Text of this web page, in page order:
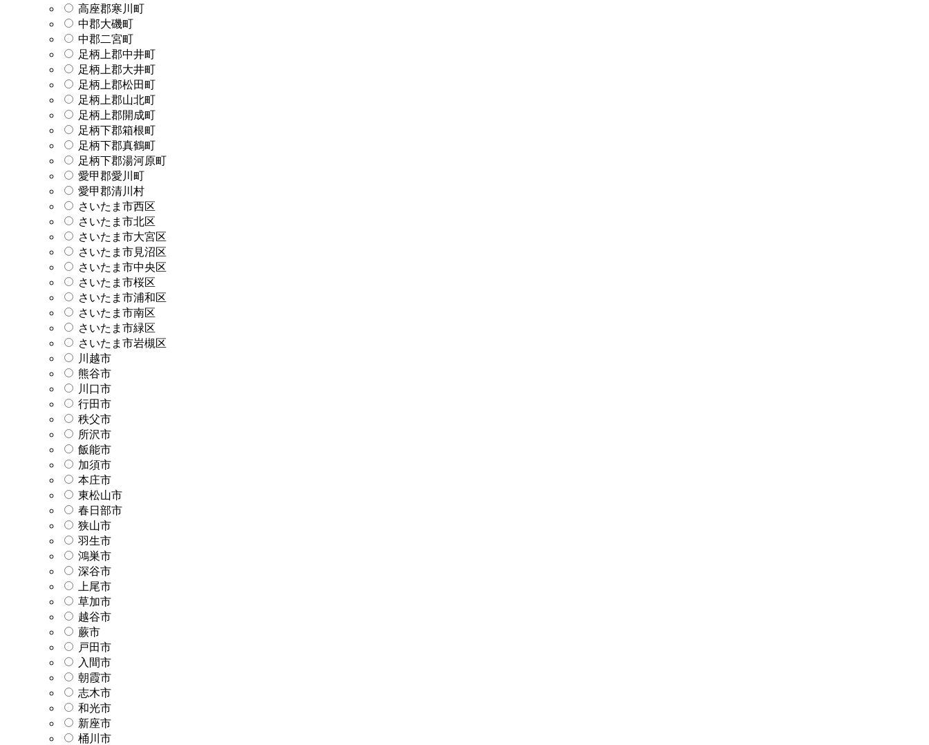
高座郡寒川町
中郡大磯町
中郡二宮町
足柄上郡中井町
足柄上郡大井町
足柄上郡松田町
足柄上郡山北町
足柄上郡開成町
足柄下郡箱根町
足柄下郡真鶴町
足柄下郡湯河原町
愛甲郡愛川町
愛甲郡清川村
さいたま市西区
さいたま市北区
さいたま市大宮区
さいたま市見沼区
さいたま市中央区
さいたま市桜区
さいたま市浦和区
さいたま市南区
さいたま市緑区
さいたま市岩槻区
川越市
熊谷市
川口市
行田市
秩父市
所沢市
飯能市
加須市
本庄市
東松山市
春日部市
狭山市
羽生市
鴻巣市
深谷市
上尾市
草加市
越谷市
蕨市
戸田市
入間市
朝霞市
志木市
和光市
新座市
桶川市